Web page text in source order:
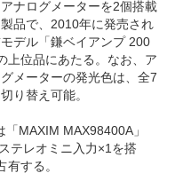
ナログメーターを2個搭載
製品で、2010年に発売され
デル「鎌ベイアンプ 200
上位品にあたる。なお、ア
メーターの発光色は、全7
り替え可能。
MAXIM MAX98400A」
テレオミニ入力×1を搭
する。